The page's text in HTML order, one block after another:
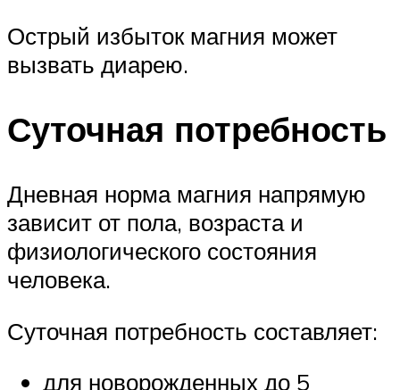
Острый избыток магния может
вызвать диарею.
Суточная потребность
Дневная норма магния напрямую
зависит от пола, возраста и
физиологического состояния
человека.
Суточная потребность составляет:
для новорожденных до 5